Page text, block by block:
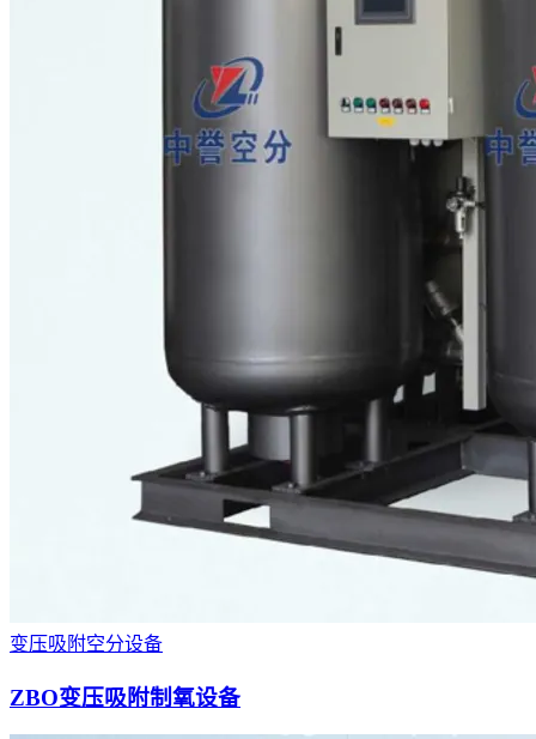
变压吸附空分设备
ZBO变压吸附制氧设备